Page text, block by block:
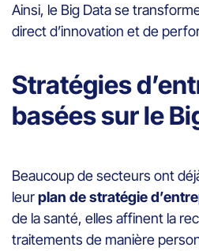
Ainsi, le Big Data se
direct d’innovation et de
Stratégies
basées sur le
Beaucoup de secteurs ont
leurplan de stratégie
de la santé, elles affinent la
traitements de manière